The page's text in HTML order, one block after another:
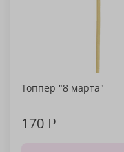
Топпер "8 марта"
170₽